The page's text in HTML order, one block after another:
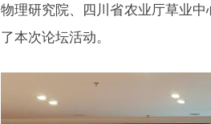
物理研究院、四川省农业厅草业
了本次论坛活动。